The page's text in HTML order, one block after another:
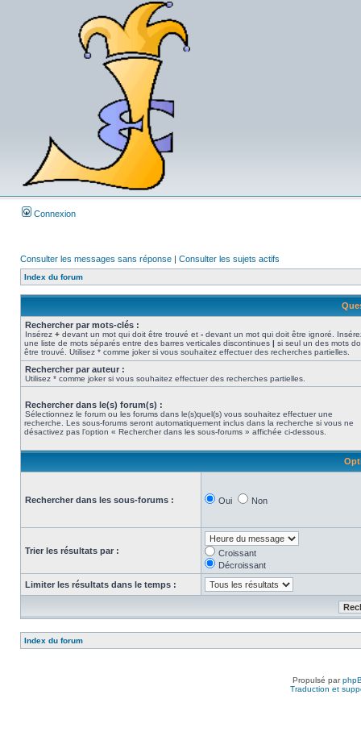
Connexion
Consulter les messages sans réponse | Consulter les sujets actifs
Index du forum
Rechercher par mots-clés :
Insérez + devant un mot qui doit être trouvé et - devant un mot qui doit être ignoré.
une liste de mots séparés entre des barres verticales discontinues | si seul un des mots
être trouvé. Utilisez * comme joker si vous souhaitez effectuer des recherches partielles.
Rechercher par auteur :
Utilisez * comme joker si vous souhaitez effectuer des recherches partielles.
Rechercher dans le(s) forum(s) :
Sélectionnez le forum ou les forums dans le(s)quel(s) vous souhaitez effectuer une
recherche. Les sous-forums seront automatiquement inclus dans la recherche si vous ne
désactivez pas l’option « Rechercher dans les sous-forums » affichée ci-dessous.
Rechercher dans les sous-forums : Oui Non
Trier les résultats par :
Croissant
Décroissant
Limiter les résultats dans le temps :
Index du forum
Propulsé par
Traduction et